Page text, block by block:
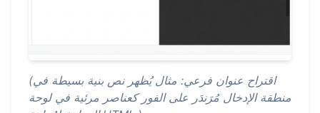
(اقتراح عنوان فرعي: مثال يُظهر نص بنية بسيطة في
منطقة الإدخال مُرَندَر على الفور كعناصر مرئية في لوحة